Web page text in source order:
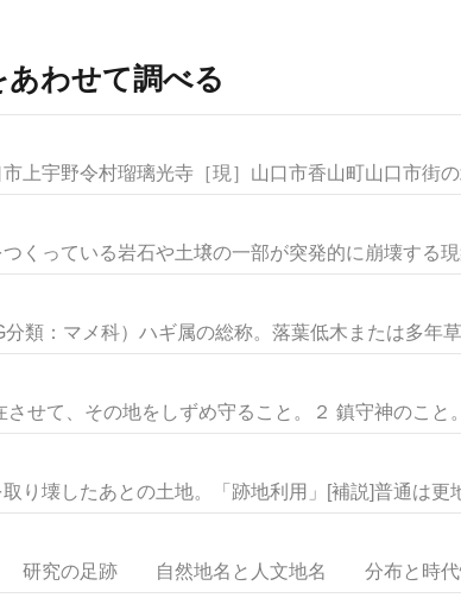
あわせて調べる
上宇野令村瑠璃光寺［現］山口市香山町山口市街
くっている岩石や土壌の一部が突発的に崩壊する
分類：マメ科）ハギ属の総称。落葉低木または多年
させて、その地をしずめ守ること。２ 鎮守神のこ
り壊したあとの土地。「跡地利用」[補説]普通は
究の足跡 自然地名と人文地名 分布と